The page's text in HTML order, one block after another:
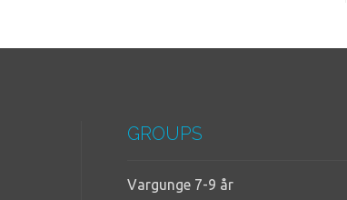
GROUPS
Vargunge 7-9 år